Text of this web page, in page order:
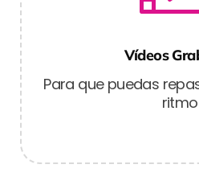
Vídeos
Para que puedas
ritmo